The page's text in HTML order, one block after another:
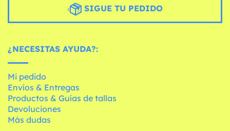
SIGUE TU PEDIDO
¿NECESITAS AYUDA?:
Mi pedido
Envíos & Entregas
Productos & Guías de tallas
Devoluciones
Más dudas